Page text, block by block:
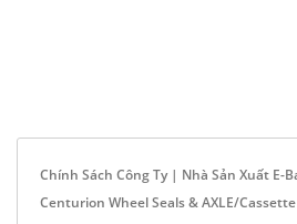
Chính Sách Công Ty | Nhà Sản Xuất E-
Centurion Wheel Seals & AXLE/